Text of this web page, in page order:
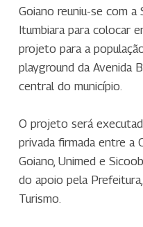
Goiano reuniu-se com a
Itumbiara para colocar
projeto para a
playground da Avenida
central do município.
O projeto será
privada firmada entre a
Goiano, Unimed e
do apoio pela
Turismo.